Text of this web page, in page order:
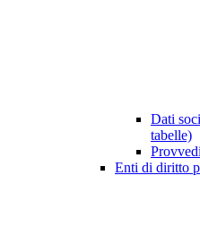
Dati
tabelle)
Enti di diritto